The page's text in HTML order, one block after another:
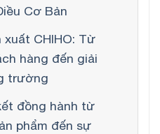
Cơ Bản
xuất CHIHO: Từ
hàng đến giải
trường
đồng hành từ
phẩm đến sự